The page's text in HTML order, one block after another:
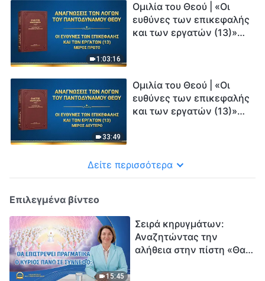
1:03:16
Ομιλία του Θεού | «Οι
ευθύνες των επικεφαλής
και των εργατών (13)»
33:49
Ομιλία του Θεού | «Οι
ευθύνες των επικεφαλής
και των εργατών (13)»
Δείτε περισσότερα
Επιλεγμένα βίντεο
15:45
Σειρά κηρυγμάτων:
Αναζητώντας την
αλήθεια στην πίστη «Θα